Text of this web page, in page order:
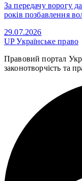
За передачу ворогу
років позбавлення
29.07.2026
UPУкраїнське право
Правовий портал
законотворчість та